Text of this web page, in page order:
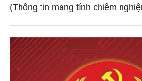
(Thông tin mang tính chiêm